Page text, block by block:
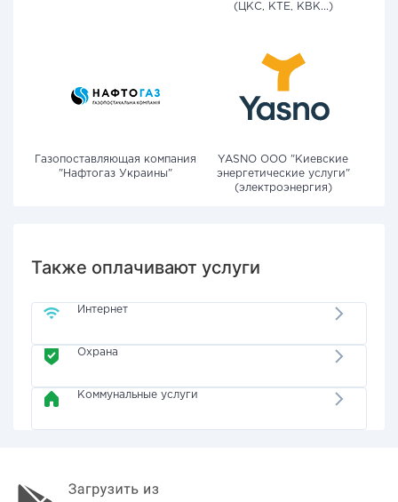
(ЦКС, КТЕ, КВК...)
Газопоставляющая компания
"Нафтогаз Украины"
YASNO OOO "Киевские
энергетические услуги"
(электроэнергия)
Также оплачивают услуги
Интернет
Охрана
Коммунальные услуги